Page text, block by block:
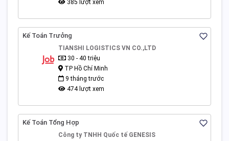
385 lượt xem
Kế Toán Trưởng
TIANSHI LOGISTICS VN CO.,LTD
30 - 40 triệu
TP Hồ Chí Minh
9 tháng trước
474 lượt xem
Kế Toán Tổng Hợp
Công ty TNHH Quốc tế GENESIS